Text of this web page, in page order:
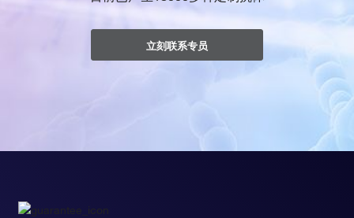
立刻联系专员